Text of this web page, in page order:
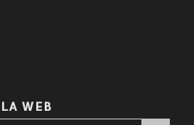
LA WEB